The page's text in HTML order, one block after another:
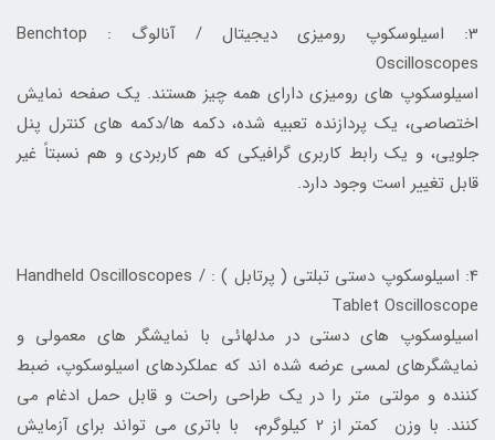
3: اسیلوسکوپ رومیزی دیجیتال / آنالوگ : Benchtop
Oscilloscopes
اسیلوسکوپ های رومیزی دارای همه چیز هستند. یک صفحه نمایش
اختصاصی، یک پردازنده تعبیه شده، دکمه ها/دکمه های کنترل پنل
جلویی، و یک رابط کاربری گرافیکی که هم کاربردی و هم نسبتاً غیر
قابل تغییر است وجود دارد.
4: اسیلوسکوپ دستی تبلتی ( پرتابل ) : Handheld Oscilloscopes /
Tablet Oscilloscope
اسیلوسکوپ های دستی در مدلهائی با نمایشگر های معمولی و
نمایشگرهای لمسی عرضه شده اند که عملکردهای اسیلوسکوپ، ضبط
کننده و مولتی متر را در یک طراحی راحت و قابل حمل ادغام می
کنند. با وزن کمتر از 2 کیلوگرم، با باتری می تواند برای آزمایش